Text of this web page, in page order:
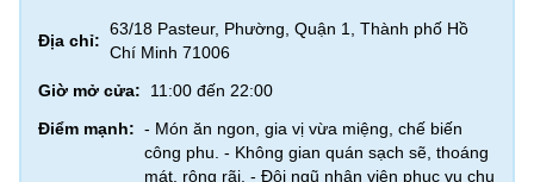
Địa chỉ:
63/18 Pasteur, Phường, Quận 1, Thành phố Hồ
Chí Minh 71006
Giờ mở cửa:
11:00 đến 22:00
Điểm mạnh: - Món ăn ngon, gia vị vừa miệng, chế biến
công phu. - Không gian quán sạch sẽ, thoáng
mát, rộng rãi. - Đội ngũ nhân viên phục vụ chu